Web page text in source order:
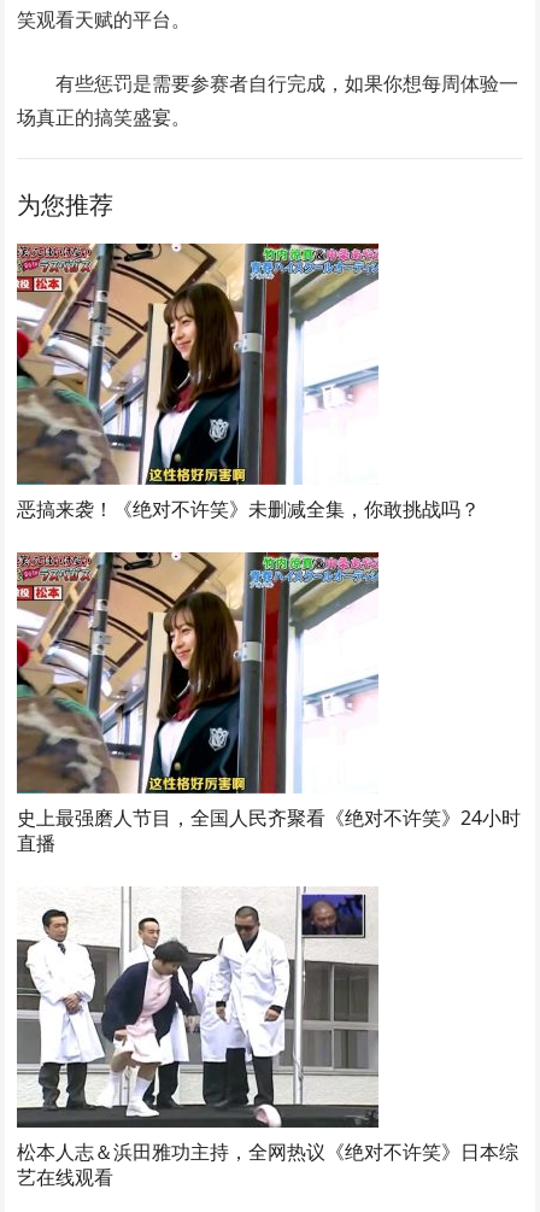
笑观看天赋的平台。
有些惩罚是需要参赛者自行完成，如果你想每周体验一
场真正的搞笑盛宴。
为您推荐
恶搞来袭！《绝对不许笑》未删减全集，你敢挑战吗？
史上最强磨人节目，全国人民齐聚看《绝对不许笑》24小时
直播
松本人志＆浜田雅功主持，全网热议《绝对不许笑》日本综
艺在线观看